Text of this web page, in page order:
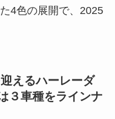
4色の展開で、2025
えるハーレーダ
３車種をラインナ